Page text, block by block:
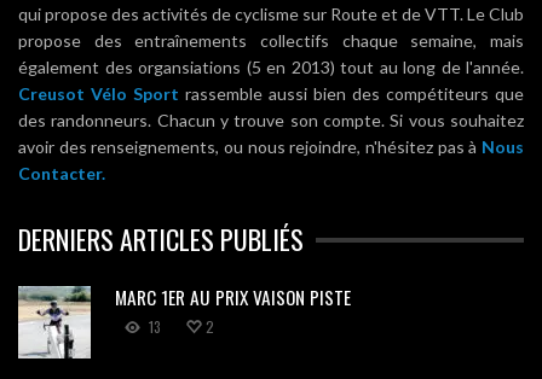
qui propose des activités de cyclisme sur Route et de VTT. Le Club
propose des entraînements collectifs chaque semaine, mais
également des organsiations (5 en 2013) tout au long de l'année.
Creusot Vélo Sport rassemble aussi bien des compétiteurs que
des randonneurs. Chacun y trouve son compte. Si vous souhaitez
avoir des renseignements, ou nous rejoindre, n'hésitez pas à Nous
Contacter.
DERNIERS ARTICLES PUBLIÉS
MARC 1ER AU PRIX VAISON PISTE
13 2